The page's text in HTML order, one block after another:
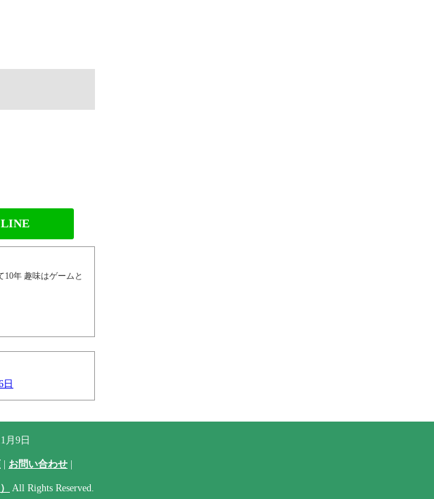
LINE
年 趣味はゲームと
日
月9日
お問い合わせ
All Rights Reserved.